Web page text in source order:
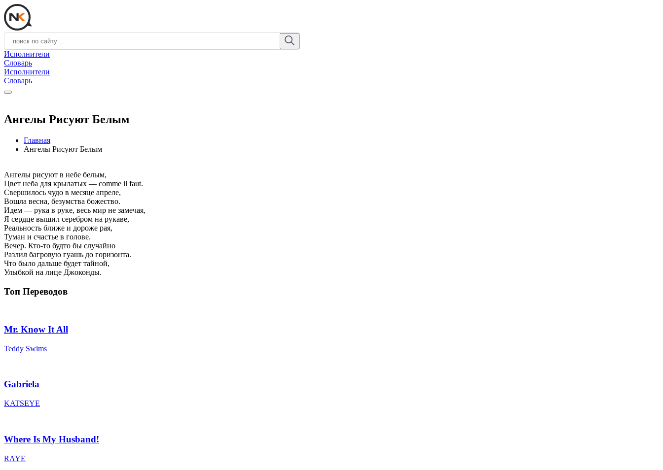
Исполнители
Словарь
Исполнители
Словарь
Ангелы Рисуют Белым
Главная
Ангелы Рисуют Белым
Ангелы рисуют в небе белым,
Цвет неба для крылатых — comme il faut.
Свершилось чудо в месяце апреле,
Вошла весна, безумства божество.
Идем — рука в руке, весь мир не замечая,
Я сердце вышил серебром на рукаве,
Реальность ближе и дороже рая,
Туман и счастье в голове.
Вечер. Кто-то будто бы случайно
Разлил багровую гуашь до горизонта.
Что было дальше будет тайной,
Улыбкой на лице Джоконды.
Топ Переводов
Mr. Know It All
Teddy Swims
Gabriela
KATSEYE
Where Is My Husband!
RAYE